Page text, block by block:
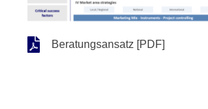
Beratungsansatz [PDF]